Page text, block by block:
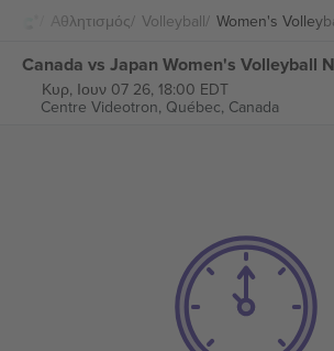
Αθλητισμός Volleyball Women's
Κυρ, Ιουν 07 26, 18:00 EDT
Centre Videotron, Québec, Canada